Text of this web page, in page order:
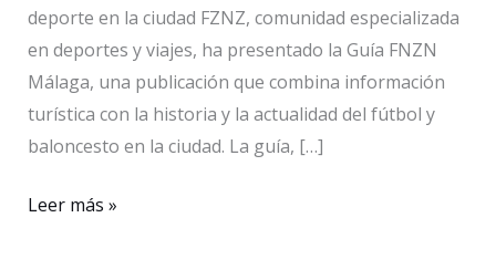
deporte en la ciudad FZNZ, comunidad especializada
en deportes y viajes, ha presentado la Guía FNZN
Málaga, una publicación que combina información
turística con la historia y la actualidad del fútbol y
baloncesto en la ciudad. La guía, […]
FNZN
Leer más »